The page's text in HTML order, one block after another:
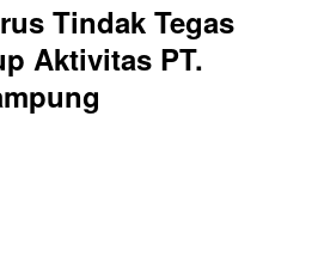
Tindak Tegas
Aktivitas PT.